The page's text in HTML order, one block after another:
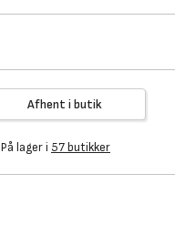
Afhent i butik
På lager i 57 butikker